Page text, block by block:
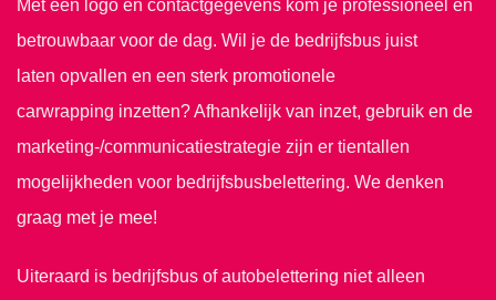
Met een logo en contactgegevens kom je professioneel en
betrouwbaar voor de dag. Wil je de bedrijfsbus juist
laten opvallen en een sterk promotionele
carwrapping inzetten? Afhankelijk van inzet, gebruik en de
marketing-/communicatiestrategie zijn er tientallen
mogelijkheden voor bedrijfsbusbelettering. We denken
graag met je mee!
Uiteraard is bedrijfsbus of autobelettering niet alleen